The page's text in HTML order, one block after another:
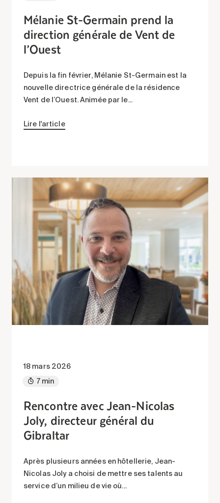
Mélanie St-Germain prend la
direction générale de Vent de
l’Ouest
Depuis la fin février, Mélanie St-Germain est la
nouvelle directrice générale de la résidence
Vent de l’Ouest. Animée par le...
Lire l'article
18 mars 2026
7 min
Rencontre avec Jean-Nicolas
Joly, directeur général du
Gibraltar
Après plusieurs années en hôtellerie, Jean-
Nicolas Joly a choisi de mettre ses talents au
service d’un milieu de vie où...